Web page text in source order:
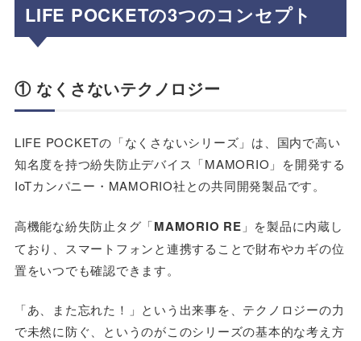
LIFE POCKETの3つのコンセプト
① なくさないテクノロジー
LIFE POCKETの「なくさないシリーズ」は、国内で高い
知名度を持つ紛失防止デバイス「MAMORIO」を開発する
IoTカンパニー・MAMORIO社との共同開発製品です。
高機能な紛失防止タグ「MAMORIO RE 」を製品に内蔵し
ており、スマートフォンと連携することで財布やカギの位
置をいつでも確認できます。
「あ、また忘れた！」という出来事を、テクノロジーの力
で未然に防ぐ、というのがこのシリーズの基本的な考え方